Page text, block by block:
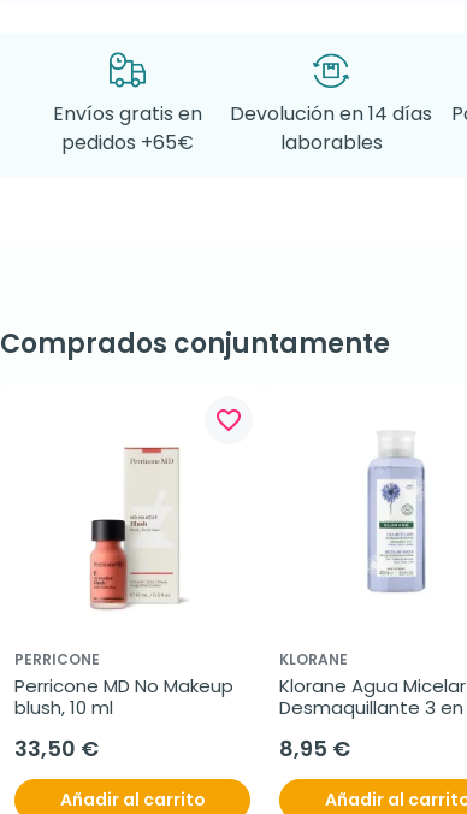
Envíos gratis en
pedidos +65€
Devolución en 14 días
laborables
Comprados conjuntamente
favorite_border
PERRICONE
Perricone MD No Makeup
blush, 10 ml
33,50 €
Añadir al carrito
KLORANE
Klorane Agua Micelar
Desmaquillante 3 en
8,95 €
Añadir al